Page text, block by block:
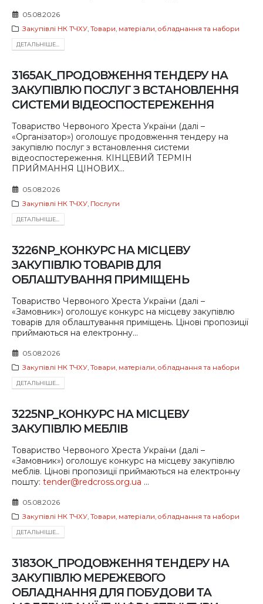
05.08.2026
Закупівлі НК ТЧХУ, Товари, матеріали, обладнання та набори
ДЕТАЛЬНIШЕ...
3165АК_ПРОДОВЖЕННЯ ТЕНДЕРУ НА
ЗАКУПІВЛЮ ПОСЛУГ З ВСТАНОВЛЕННЯ
СИСТЕМИ ВІДЕОСПОСТЕРЕЖЕННЯ
Товариство Червоного Хреста України (далі –
«Організатор») оголошує продовження тендеру на
закупівлю послуг з встановлення системи
відеоспостереження. КІНЦЕВИЙ ТЕРМІН
ПРИЙМАННЯ ЦІНОВИХ...
05.08.2026
Закупівлі НК ТЧХУ, Послуги
ДЕТАЛЬНIШЕ...
3226NP_КОНКУРС НА МІСЦЕВУ
ЗАКУПІВЛЮ ТОВАРІВ ДЛЯ
ОБЛАШТУВАННЯ ПРИМІЩЕНЬ
Товариство Червоного Хреста України (далі –
«Замовник») оголошує конкурс на місцеву закупівлю
товарів для облаштування приміщень. Цінові пропозиції
приймаються на електронну...
05.08.2026
Закупівлі НК ТЧХУ, Товари, матеріали, обладнання та набори
ДЕТАЛЬНIШЕ...
3225NP_КОНКУРС НА МІСЦЕВУ
ЗАКУПІВЛЮ МЕБЛІВ
Товариство Червоного Хреста України (далі –
«Замовник») оголошує конкурс на місцеву закупівлю
меблів. Цінові пропозиції приймаються на електронну
пошту: tender@redcross.org.ua ...
05.08.2026
Закупівлі НК ТЧХУ, Товари, матеріали, обладнання та набори
ДЕТАЛЬНIШЕ...
3183ОК_ПРОДОВЖЕННЯ ТЕНДЕРУ НА
ЗАКУПІВЛЮ МЕРЕЖЕВОГО
ОБЛАДНАННЯ ДЛЯ ПОБУДОВИ ТА